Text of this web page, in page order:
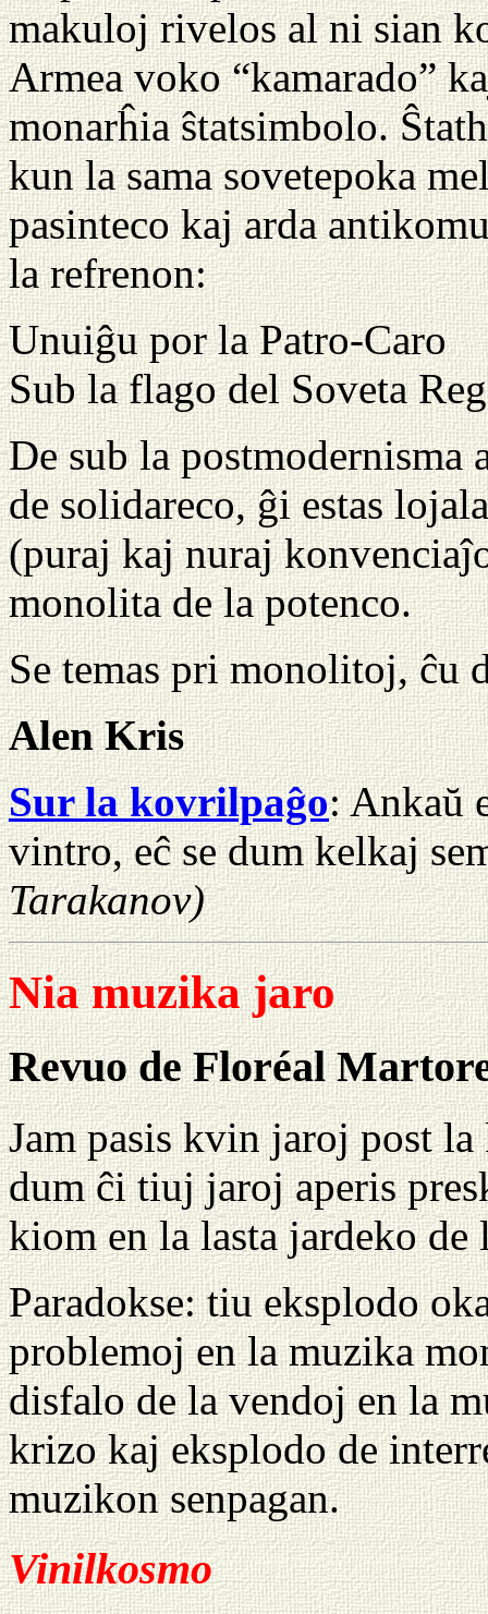
makuloj rivelos al ni sian
Armea voko “kamarado”
monarĥia ŝtatsimbolo.
kun la sama sovetepoka
pasinteco kaj arda
la refrenon:
Unuiĝu por la Patro-Caro
Sub la flago del Soveta
De sub la postmodernisma
de solidareco, ĝi estas
(puraj kaj nuraj
monolita de la potenco.
Se temas pri monolitoj, ĉu
Alen Kris
Sur la kovrilpaĝo: Ankaŭ
vintro, eĉ se dum kelkaj
Tarakanov)
Nia muzika jaro
Revuo de Floréal
Jam pasis kvin jaroj post
dum ĉi tiuj jaroj aperis
kiom en la lasta jardeko
Paradokse: tiu eksplodo
problemoj en la muzika
disfalo de la vendoj en la
krizo kaj eksplodo de
muzikon senpagan.
Vinilkosmo